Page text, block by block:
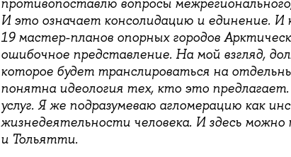
противопоставлю вопросы
И это означает консолидацию и единение.
19 мастер-планов опорных городов
ошибочное представление. На мой взгляд,
которое будет транслироваться на
понятна идеология тех, кто это
услуг. Я же подразумеваю агломерацию как
жизнедеятельности человека. И здесь
и Тольятти.